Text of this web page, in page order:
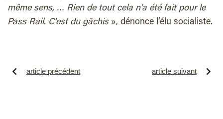
même sens, … Rien de tout cela n’a été fait pour le
Pass Rail. C’est du gâchis », dénonce l’élu socialiste.
article précédent article suivant